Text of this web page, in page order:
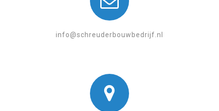
info@schreuderbouwbedrijf.nl